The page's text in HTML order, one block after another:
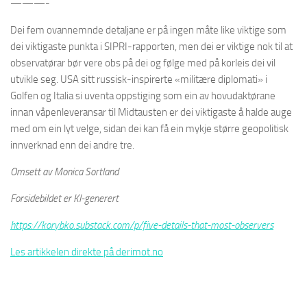
———-
Dei fem ovannemnde detaljane er på ingen måte like viktige som
dei viktigaste punkta i SIPRI-rapporten, men dei er viktige nok til at
observatørar bør vere obs på dei og følge med på korleis dei vil
utvikle seg. USA sitt russisk-inspirerte «militære diplomati» i
Golfen og Italia si uventa oppstiging som ein av hovudaktørane
innan våpenleveransar til Midtausten er dei viktigaste å halde auge
med om ein lyt velge, sidan dei kan få ein mykje større geopolitisk
innverknad enn dei andre tre.
Omsett av Monica Sortland
Forsidebildet er KI-generert
https://korybko.substack.com/p/five-details-that-most-observers
Les artikkelen direkte på derimot.no